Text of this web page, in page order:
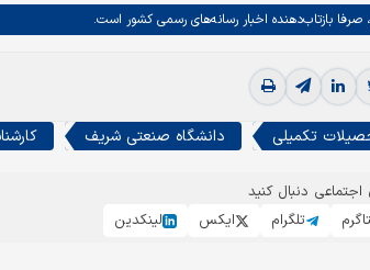
صرفا بازتاب‌دهنده اخبار رسانه‌های رسمی کشور است.
تکمیلی دانشگاه صنعتی شریف
دنبال کنید
تلگرام ایکس لینکدین